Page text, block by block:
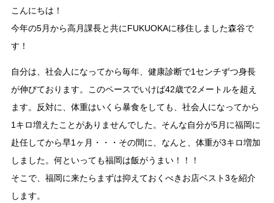
こんにちは！
今年の5月から高月課長と共にFUKUOKAに移住しました森谷で
す！
自分は、社会人になってから毎年、健康診断で1センチずつ身長
が伸びております。このペースでいけば42歳で2メートルを超え
ます。反対に、体重はいくら暴食をしても、社会人になってから
1キロ増えたことがありませんでした。そんな自分が5月に福岡に
赴任してから早1ヶ月・・・その間に、なんと、体重が3キロ増加
しました。何といっても福岡は飯がうまい！！！
そこで、福岡に来たらまずは抑えておくべきお店ベスト3を紹介
します。